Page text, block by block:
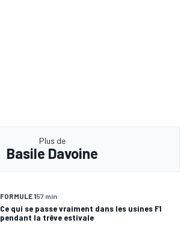
Plus de
Basile Davoine
FORMULE 157 min
Ce qui se passe vraiment dans les usines F1
pendant la trêve estivale